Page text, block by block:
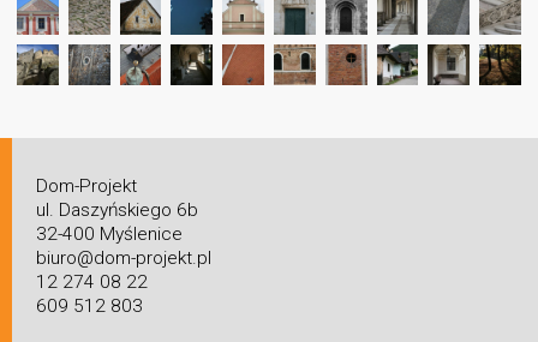
Dom-Projekt
ul. Daszyńskiego 6b
32-400 Myślenice
biuro@dom-projekt.pl
12 274 08 22
609 512 803